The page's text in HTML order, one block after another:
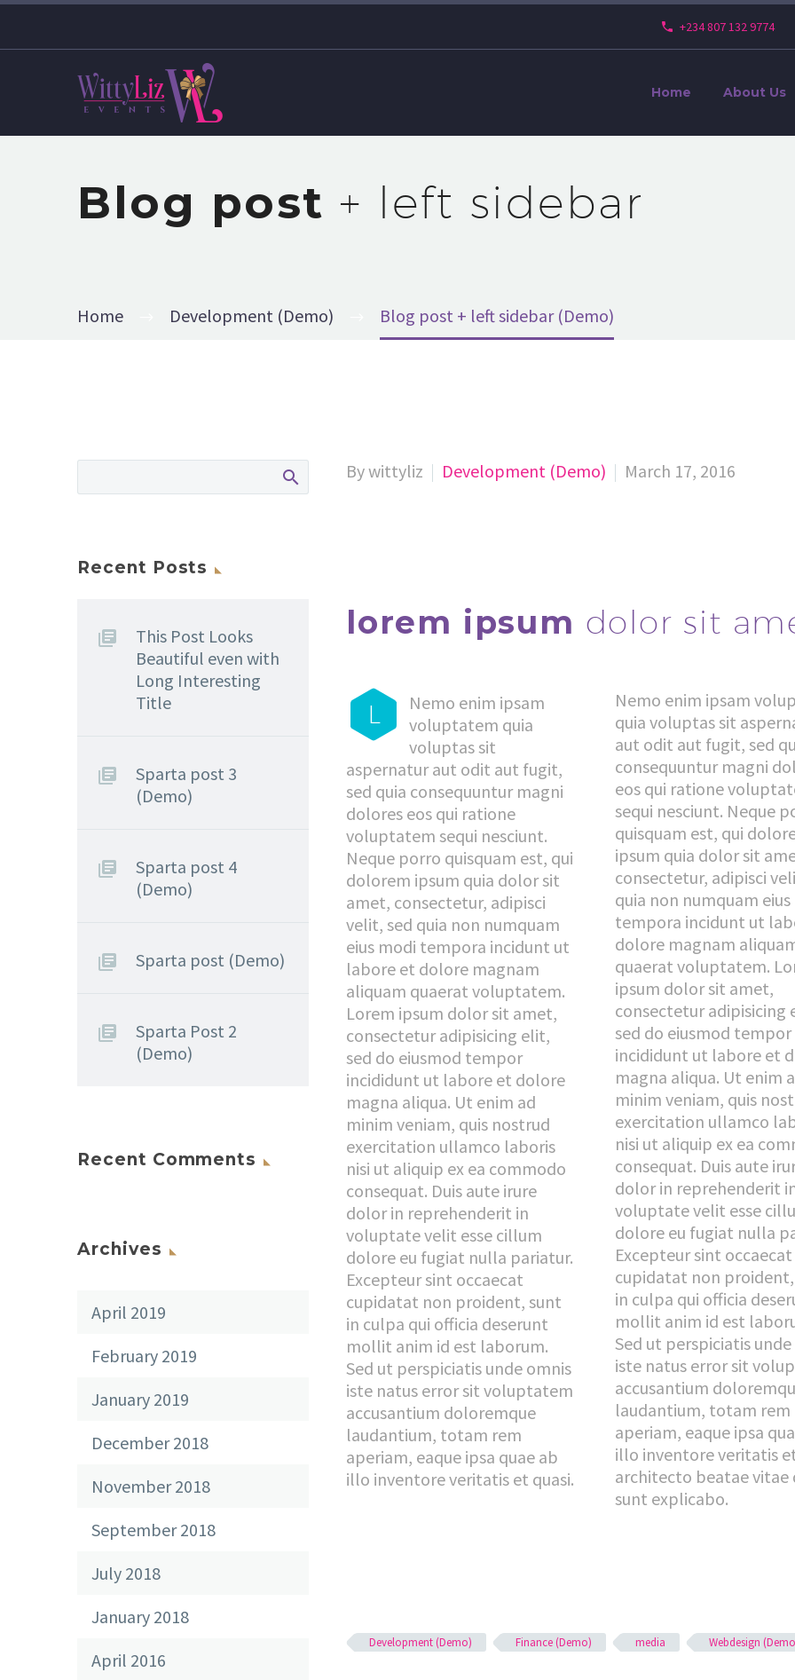
+234 807 132 9774
Home About Us
Blog post + left sidebar
Home Development (Demo) Blog post + left sidebar (Demo)
By wittyliz Development (Demo) March 17, 2016
lorem ipsum dolor sit
L
Nemo enim ipsam
voluptatem quia
voluptas sit
aspernatur aut odit aut fugit,
sed quia consequuntur magni
dolores eos qui ratione
voluptatem sequi nesciunt.
Neque porro quisquam est, qui
dolorem ipsum quia dolor sit
amet, consectetur, adipisci
velit, sed quia non numquam
eius modi tempora incidunt ut
labore et dolore magnam
aliquam quaerat voluptatem.
Lorem ipsum dolor sit amet,
consectetur adipisicing elit,
sed do eiusmod tempor
incididunt ut labore et dolore
magna aliqua. Ut enim ad
minim veniam, quis nostrud
exercitation ullamco laboris
nisi ut aliquip ex ea commodo
consequat. Duis aute irure
dolor in reprehenderit in
voluptate velit esse cillum
dolore eu fugiat nulla pariatur.
Excepteur sint occaecat
cupidatat non proident, sunt
in culpa qui officia deserunt
mollit anim id est laborum.
Sed ut perspiciatis unde omnis
iste natus error sit voluptatem
accusantium doloremque
laudantium, totam rem
aperiam, eaque ipsa quae ab
illo inventore veritatis et quasi.
Nemo enim ipsam
quia voluptas sit
aut odit aut fugit, sed
consequuntur magni
eos qui ratione
sequi nesciunt. Neque
quisquam est, qui
ipsum quia dolor sit
consectetur, adipisci
quia non numquam
tempora incidunt ut
dolore magnam
quaerat voluptatem.
ipsum dolor sit amet,
consectetur adipisicing
sed do eiusmod tempor
incididunt ut labore et
magna aliqua. Ut enim
minim veniam, quis
exercitation ullamco
nisi ut aliquip ex ea
consequat. Duis aute
dolor in reprehenderit
voluptate velit esse
dolore eu fugiat nulla
Excepteur sint occaecat
cupidatat non
in culpa qui officia
mollit anim id est
Sed ut perspiciatis
iste natus error sit
accusantium
laudantium, totam rem
aperiam, eaque ipsa
illo inventore veritatis
architecto beatae vitae
sunt explicabo.
Development (Demo) Finance (Demo) media Webdesign
Recent Posts
This Post Looks
Beautiful even with
Long Interesting
Title
Sparta post 3
(Demo)
Sparta post 4
(Demo)
Sparta post (Demo)
Sparta Post 2
(Demo)
Recent Comments
Archives
April 2019
February 2019
January 2019
December 2018
November 2018
September 2018
July 2018
January 2018
April 2016